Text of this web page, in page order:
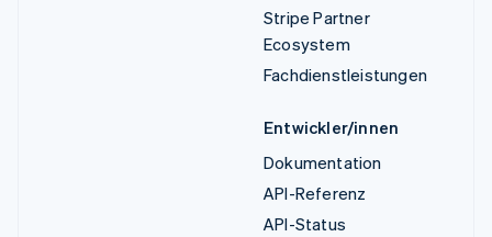
Stripe Partner
Ecosystem
Fachdienstleistungen
Entwickler/innen
Dokumentation
API-Referenz
API-Status